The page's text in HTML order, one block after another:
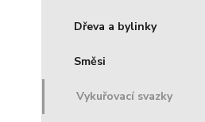
Dřeva a bylinky
Směsi
Vykuřovací svazky